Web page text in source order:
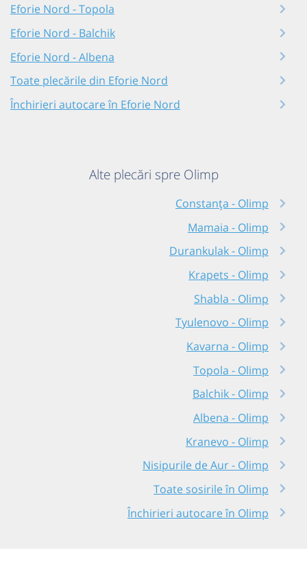
Eforie Nord - Topola
Eforie Nord - Balchik
Eforie Nord - Albena
Toate plecările din Eforie Nord
Închirieri autocare în Eforie Nord
Alte plecări spre Olimp
Constanța - Olimp
Mamaia - Olimp
Durankulak - Olimp
Krapets - Olimp
Shabla - Olimp
Tyulenovo - Olimp
Kavarna - Olimp
Topola - Olimp
Balchik - Olimp
Albena - Olimp
Kranevo - Olimp
Nisipurile de Aur - Olimp
Toate sosirile în Olimp
Închirieri autocare în Olimp